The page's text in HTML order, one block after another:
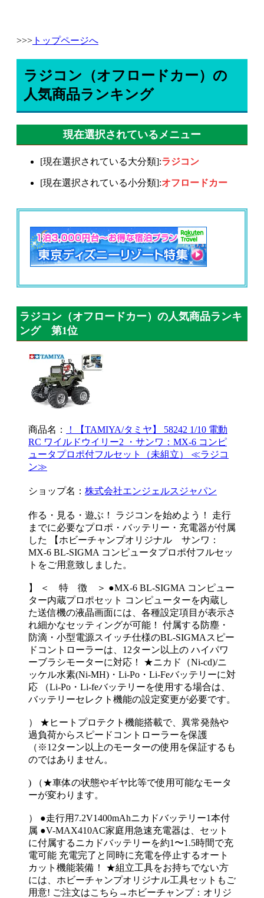
>>> トップページへ
ラジコン（オフロードカー）の
人気商品ランキング
現在選択されているメニュー
[現在選択されている大分類]:ラジコン
[現在選択されている小分類]:オフロードカー
ラジコン（オフロードカー）の人気商品ランキ
ング 第1位
商品名：
！【TAMIYA/タミヤ】 58242 1/10 電動
RC ワイルドウイリー2 ・サンワ：MX-6 コンピ
ュータプロポ付フルセット（未組立） ≪ラジコ
ン≫
ショップ名： 株式会社エンジェルスジャパン
作る・見る・遊ぶ！ ラジコンを始めよう！ 走行
までに必要なプロポ・バッテリー・充電器が付属
した 【ホビーチャンプオリジナル サンワ：
MX-6 BL-SIGMA コンピュータプロポ付フルセッ
トをご用意致しました。
】 ＜ 特 徴 ＞ ●MX-6 BL-SIGMA コンピュー
ター内蔵プロポセット コンピューターを内蔵し
た送信機の液晶画面には、各種設定項目が表示さ
れ細かなセッティングが可能！ 付属する防塵・
防滴・小型電源スイッチ仕様のBL-SIGMAスピー
ドコントローラーは、12ターン以上の ハイパワ
ーブラシモーターに対応！ ★ニカド（Ni-cd)/ニ
ッケル水素(Ni-MH)・Li-Po・Li-Feバッテリーに対
応 （Li-Po・Li-feバッテリーを使用する場合は、
バッテリーセレクト機能の設定変更が必要です。
） ★ヒートプロテクト機能搭載で、異常発熱や
過負荷からスピードコントローラーを保護
（※12ターン以上のモーターの使用を保証するも
のではありません。
) （★車体の状態やギヤ比等で使用可能なモータ
ーが変わります。
） ●走行用7.2V1400mAhニカドバッテリー1本付
属 ●V-MAX410AC家庭用急速充電器は、セット
に付属するニカドバッテリーを約1〜1.5時間で充
電可能 充電完了と同時に充電を停止するオート
カット機能装備！ ★組立工具をお持ちでない方
には、ホビーチャンプオリジナル工具セットもご
用意! ご注文はこちら→ホビーチャンプ：オリジ